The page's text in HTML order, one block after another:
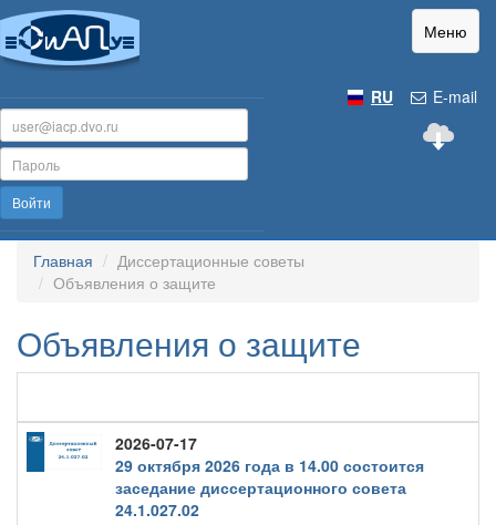
Меню
E-mail
RU
Войти
Главная
Диссертационные советы
Объявления о защите
Объявления о защите
2026-07-17
29 октября 2026 года в 14.00 состоится
заседание диссертационного совета
24.1.027.02